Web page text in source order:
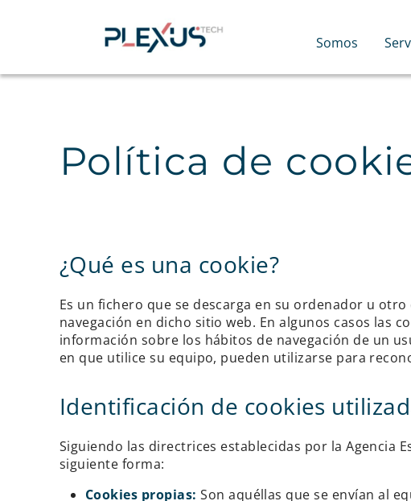
Somos
Política de
¿Qué es una cookie?
Es un fichero que se descarga en su ordenador u
navegación en dicho sitio web. En algunos casos las
información sobre los hábitos de navegación de un
en que utilice su equipo, pueden utilizarse para
Identificación de cookies
Siguiendo las directrices establecidas por la Agencia
siguiente forma:
Cookies propias:Son aquéllas que se envían al